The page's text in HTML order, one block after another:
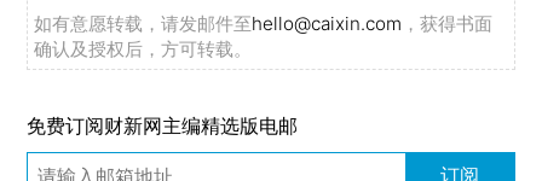
如有意愿转载，请发邮件至hello@caixin.com ，获得书面
确认及授权后，方可转载。
免费订阅财新网主编精选版电邮
订阅